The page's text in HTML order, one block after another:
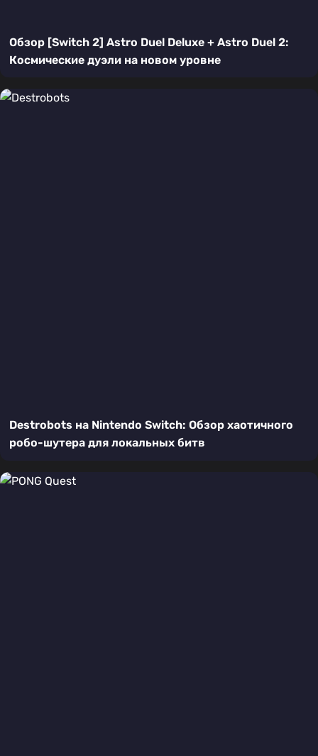
Обзор [Switch 2] Astro Duel Deluxe + Astro Duel 2:
Космические дуэли на новом уровне
Destrobots на Nintendo Switch: Обзор хаотичного
робо-шутера для локальных битв